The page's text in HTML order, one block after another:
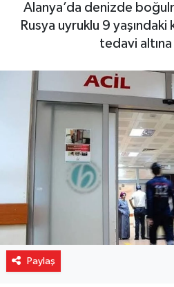
Alanya’da denizde
Rusya uyruklu 9
tedavi altına
Paylaş
Ekonomi
Güncel
Politika
Spor
Turizm